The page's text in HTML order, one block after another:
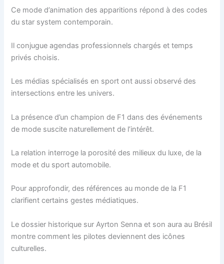
Ce mode d’animation des apparitions répond à des codes
du star system contemporain.
Il conjugue agendas professionnels chargés et temps
privés choisis.
Les médias spécialisés en sport ont aussi observé des
intersections entre les univers.
La présence d’un champion de F1 dans des événements
de mode suscite naturellement de l’intérêt.
La relation interroge la porosité des milieux du luxe, de la
mode et du sport automobile.
Pour approfondir, des références au monde de la F1
clarifient certains gestes médiatiques.
Le dossier historique sur Ayrton Senna et son aura au Brésil
montre comment les pilotes deviennent des icônes
culturelles.